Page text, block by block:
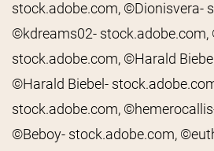
stock.adobe.com, ©Dionisvera-
©kdreams02-
stock.adobe.com, ©Harald
©Harald Biebel-
stock.adobe.com,
©Beboy- stock.adobe.com,